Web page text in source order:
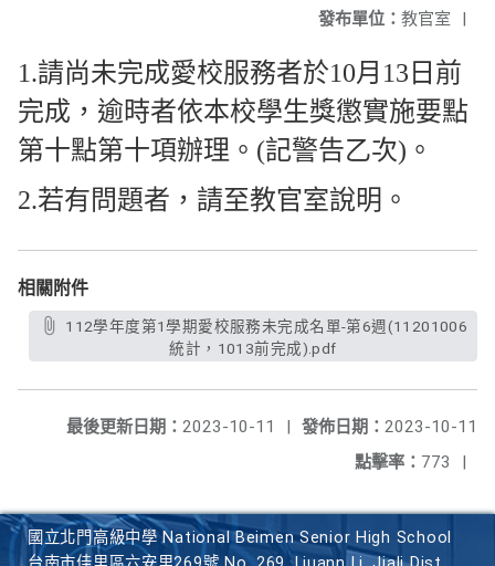
發布單位： 教官室 |
1.請尚未完成愛校服務者於10月13日前
完成，逾時者依本校學生獎懲實施要點
第十點第十項辦理。(記警告乙次)。
2.若有問題者，請至教官室說明。
相關附件
統計，1013前完成).pdf
發佈日期： 2023-10-11
最後更新日期： 2023-10-11
|
點擊率： 773 |
國立北門高級中學 National Beimen Senior High School